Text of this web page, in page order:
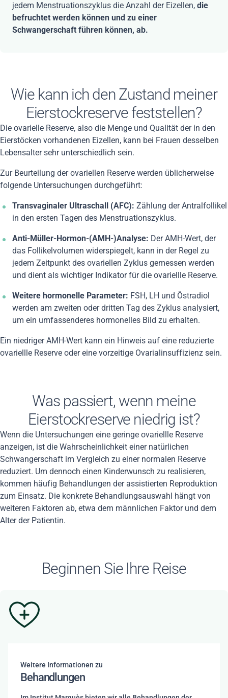
jedem Menstruationszyklus die Anzahl der Eizellen, die
befruchtet werden können und zu einer
Schwangerschaft führen können, ab.
Wie kann ich den Zustand meiner
Eierstockreserve feststellen?
Die ovarielle Reserve, also die Menge und Qualität der in den
Eierstöcken vorhandenen Eizellen, kann bei Frauen desselben
Lebensalter sehr unterschiedlich sein.
Zur Beurteilung der ovariellen Reserve werden üblicherweise
folgende Untersuchungen durchgeführt:
Transvaginaler Ultraschall (AFC): Zählung der Antralfollikel
in den ersten Tagen des Menstruationszyklus.
Anti-Müller-Hormon-(AMH-)Analyse: Der AMH-Wert, der
das Follikelvolumen widerspiegelt, kann in der Regel zu
jedem Zeitpunkt des ovariellen Zyklus gemessen werden
und dient als wichtiger Indikator für die ovariellle Reserve.
Weitere hormonelle Parameter: FSH, LH und Östradiol
werden am zweiten oder dritten Tag des Zyklus analysiert,
um ein umfassenderes hormonelles Bild zu erhalten.
Ein niedriger AMH-Wert kann ein Hinweis auf eine reduzierte
ovariellle Reserve oder eine vorzeitige Ovarialinsuffizienz sein.
Was passiert, wenn meine
Eierstockreserve niedrig ist?
Wenn die Untersuchungen eine geringe ovariellle Reserve
anzeigen, ist die Wahrscheinlichkeit einer natürlichen
Schwangerschaft im Vergleich zu einer normalen Reserve
reduziert. Um dennoch einen Kinderwunsch zu realisieren,
kommen häufig Behandlungen der assistierten Reproduktion
zum Einsatz. Die konkrete Behandlungsauswahl hängt von
weiteren Faktoren ab, etwa dem männlichen Faktor und dem
Alter der Patientin.
Beginnen Sie Ihre Reise
Weitere Informationen zu
Behandlungen